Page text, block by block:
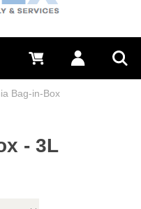
Prihlásiť sa
0 €
Bag-in-Box
- 3L